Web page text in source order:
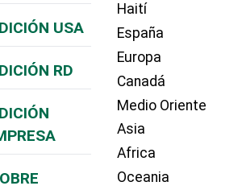
USA
RD
Haití
España
Europa
Canadá
Medio Oriente
Asia
Africa
Oceania